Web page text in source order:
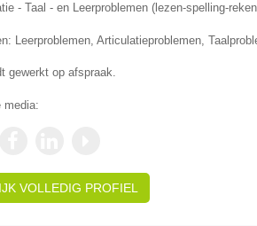
- Taal - en Leerproblemen (lezen-spelling-
Leerproblemen, Articulatieproblemen,
gewerkt op afspraak.
media:
VOLLEDIG PROFIEL